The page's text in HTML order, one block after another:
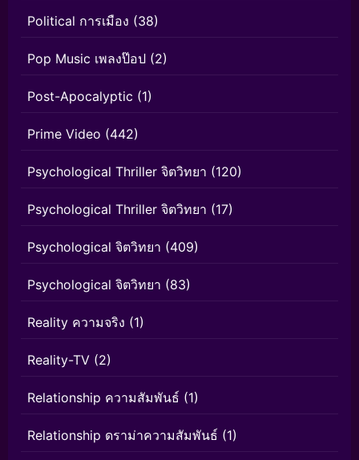
Political การเมือง (38)
Pop Music เพลงป๊อป (2)
Post-Apocalyptic (1)
Prime Video (442)
Psychological Thriller จิตวิทยา (120)
Psychological Thriller จิตวิทยา (17)
Psychological จิตวิทยา (409)
Psychological จิตวิทยา (83)
Reality ความจริง (1)
Reality-TV (2)
Relationship ความสัมพันธ์ (1)
Relationship ดราม่าความสัมพันธ์ (1)